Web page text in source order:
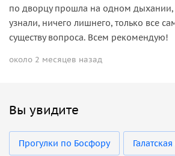
по дворцу прошла на одном дыхании,
узнали, ничего лишнего, только все
существу вопроса. Всем рекомендую!
около 2 месяцев назад
Вы увидите
Прогулки по Босфору